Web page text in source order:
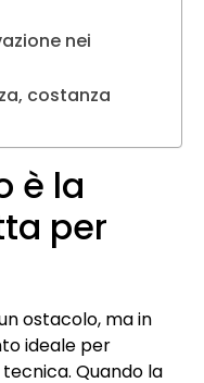
nei
costanza
è la
per
ostacolo, ma in
ideale per
Quando la